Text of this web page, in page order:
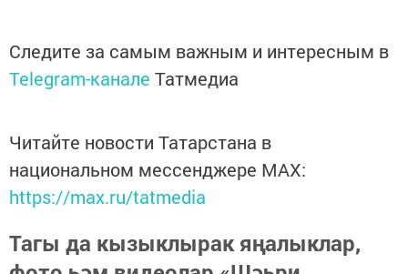
Следите за самым важным и интересным в
Telegram-канале Татмедиа
Читайте новости Татарстана в
национальном мессенджере MАХ:
https://max.ru/tatmedia
Тагы да кызыклырак яңалыклар,